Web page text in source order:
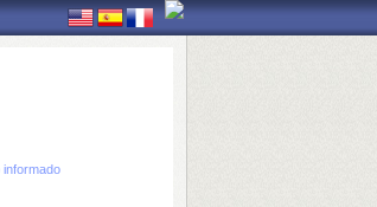
informado